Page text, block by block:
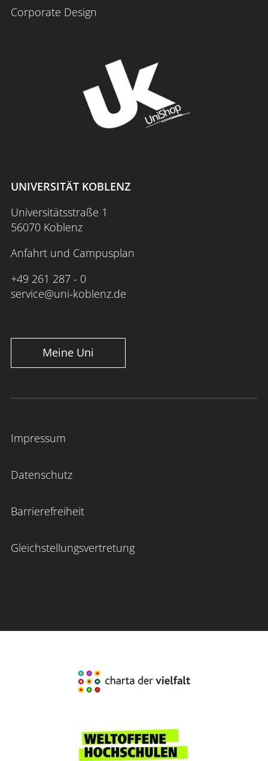
Corporate Design
UNIVERSITÄT KOBLENZ
Universitätsstraße 1
56070 Koblenz
Anfahrt und Campusplan
+49 261 287 - 0
service@uni-koblenz.de
Meine Uni
Impressum
Datenschutz
Barrierefreiheit
Gleichstellungsvertretung